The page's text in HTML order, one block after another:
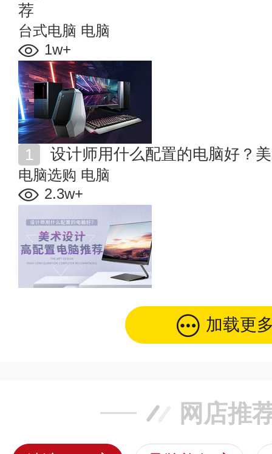
荐
台式电脑 电脑
1w+
设计师用什么配置的电脑好？
电脑选购 电脑
2.3w+
加载更
网店推